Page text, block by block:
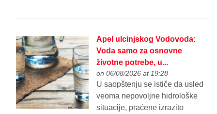
Apel ulcinjskog Vodovoda:
Voda samo za osnovne
životne potrebe, u...
on 06/08/2026 at 19:28
U saopštenju se ističe da usled
veoma nepovoljne hidrološke
situacije, praćene izrazito